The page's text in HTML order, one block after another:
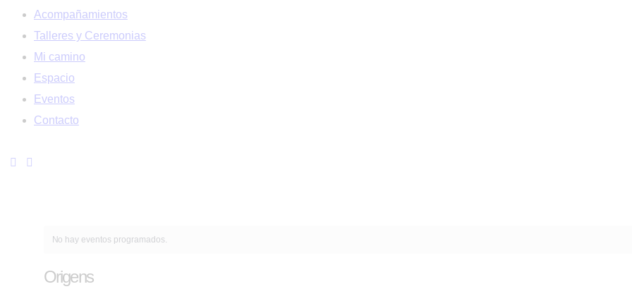
Acompañamientos
Talleres y Ceremonias
Mi camino
Espacio
Eventos
Contacto
No hay eventos programados.
Origens